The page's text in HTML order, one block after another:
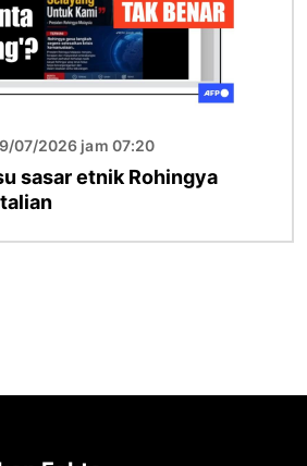
07/2026 jam 07:20
sasar etnik Rohingya